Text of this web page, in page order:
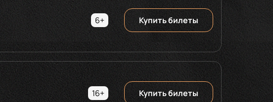
6+ Купить билеты
16+ Купить билеты